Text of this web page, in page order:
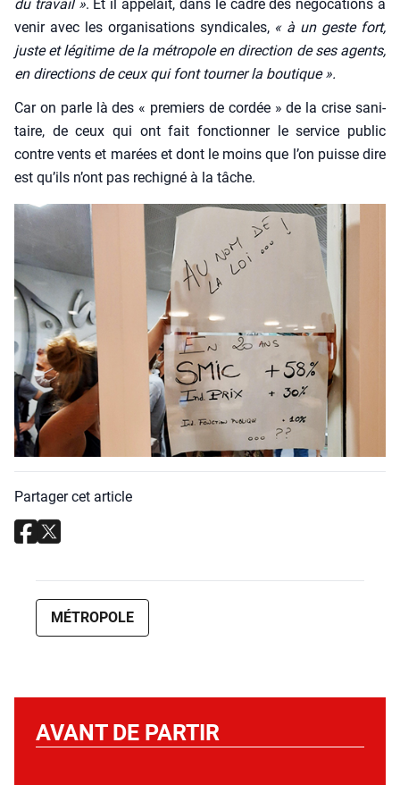
du tra­vail ». Et il appe­lait, dans le cadre des négo­ca­tions à
venir avec les orga­ni­sa­tions syn­di­cales, « à un geste fort,
juste et légi­time de la métro­pole en direc­tion de ses agents,
en direc­tions de ceux qui font tour­ner la bou­tique ».
Car on parle là des « pre­miers de cor­dée » de la crise sani­
taire, de ceux qui ont fait fonc­tion­ner le ser­vice public
contre vents et marées et dont le moins que l’on puisse dire
est qu’ils n’ont pas rechi­gné à la tâche.
Partager cet article
MÉTROPOLE
AVANT DE PARTIR